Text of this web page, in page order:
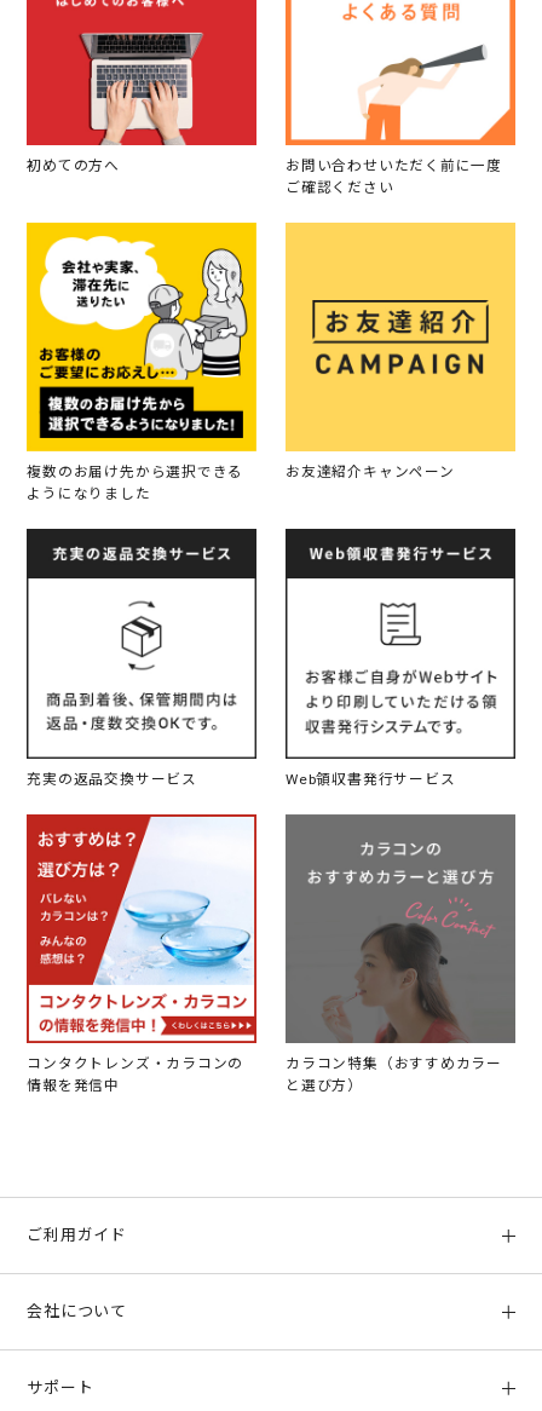
初めての方へ
お問い合わせいただく前に一度
ご確認ください
複数のお届け先から選択できる
ようになりました
お友達紹介キャンペーン
充実の返品交換サービス Web領収書発行サービス
コンタクトレンズ・カラコンの
情報を発信中
カラコン特集（おすすめカラー
と選び方）
ご利用ガイド
お支払い方法、配送について
会社について
サポート